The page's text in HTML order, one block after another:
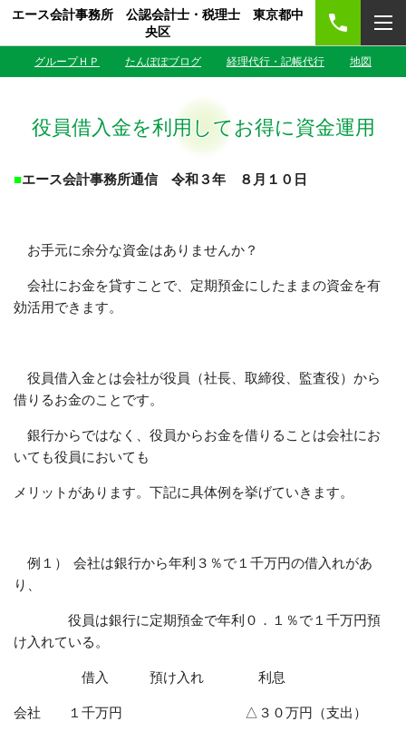
エース会計事務所 公認会計士・税理士 東京都中
央区
グループＨＰ たんぽぽブログ 経理代行・記帳代行 地図
役員借入金を利用してお得に資金運用
■エース会計事務所通信 令和３年 ８ 月１０日
お手元に余分な資金はありませんか？
会社にお金を貸すことで、定期預金にしたままの資金を有
効活用できます。
役員借入金とは会社が役員（社長、取締役、監査役）から
借りるお金のことです。
銀行からではなく、役員からお金を借りることは会社にお
いても役員においても
メリットがあります。下記に具体例を挙げていきます。
例１） 会社は銀行から年利３％で１千万円の借入れがあ
り、
役員は銀行に定期預金で年利０．１％で１千万円預
け入れている。
借入 預け入れ 利息
会社 １千万円 △３０万円（支出）